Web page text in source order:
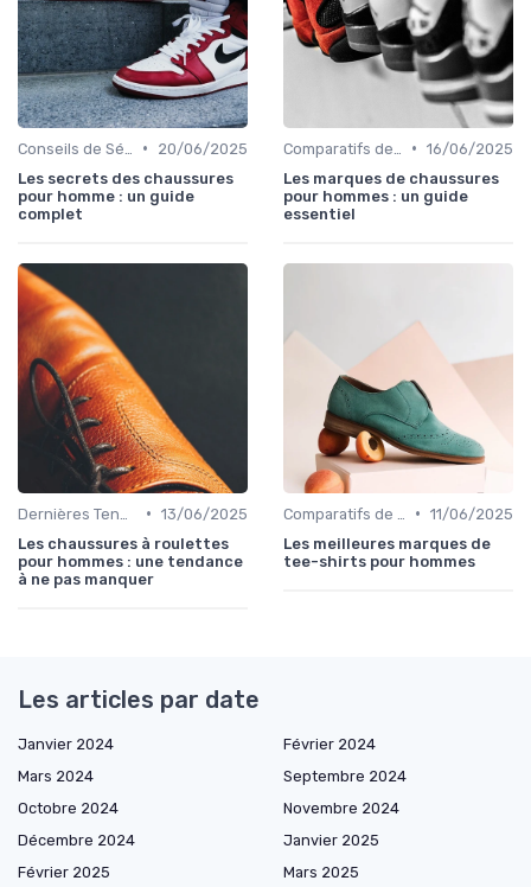
•
20/06/2025
Les secrets des chaussures
pour homme : un guide
complet
• 16/06/2025
Les marques de chaussures
pour hommes : un guide
essentiel
• 13/06/2025
Les chaussures à roulettes
pour hommes : une tendance
à ne pas manquer
• 11/06/2025
Les meilleures marques de
tee-shirts pour hommes
Les articles par date
Janvier 2024
Février 2024
Mars 2024
Septembre 2024
Octobre 2024
Novembre 2024
Décembre 2024
Janvier 2025
Février 2025
Mars 2025